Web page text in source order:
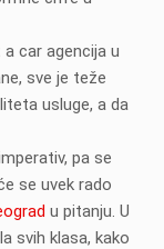
car agencija u
sve je teže
usluge, a da
pa se
se uvek rado
u pitanju. U
svih klasa, kako